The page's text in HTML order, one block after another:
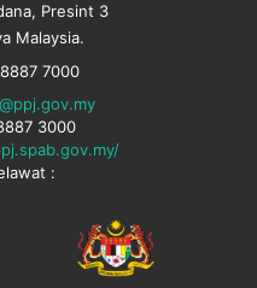
Presint 3
Malaysia.
7000
3000
: